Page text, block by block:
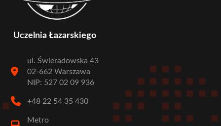
Uczelnia Łazarskiego
ul. Świeradowska 43
02-662 Warszawa
NIP: 527 02 09 936
+48 22 54 35 430
Metro